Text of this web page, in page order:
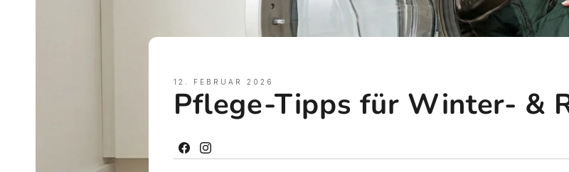
12. FEBRUAR 2026
Pflege-Tipps für Winter- &
Facebook
Instagram